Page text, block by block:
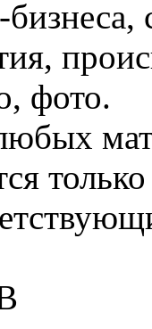
фото.